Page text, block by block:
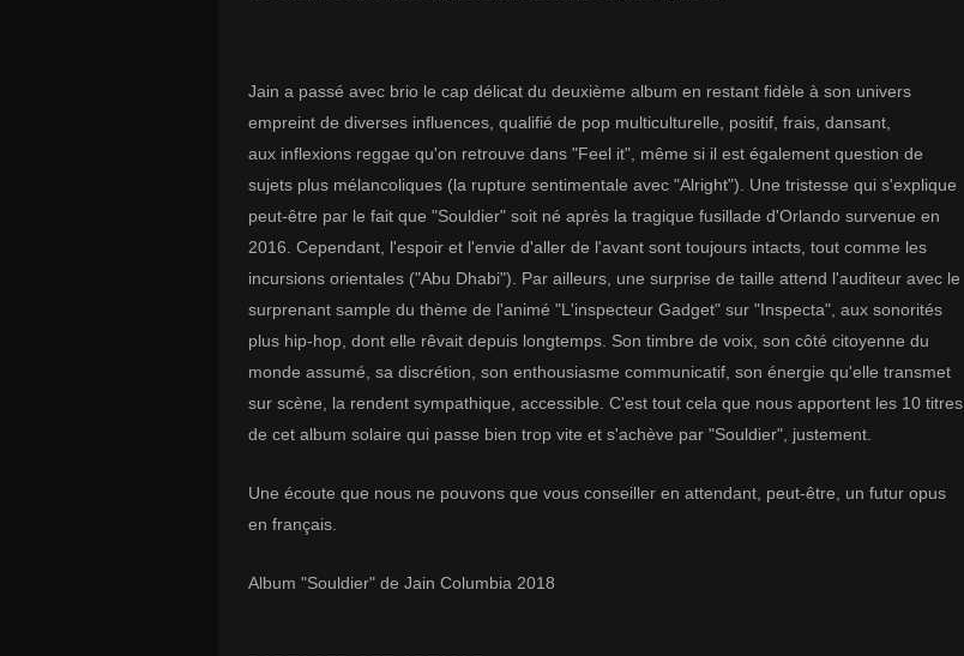
Jain a passé avec brio le cap délicat du deuxième album en restant fidèle à son univers
empreint de diverses influences, qualifié de pop multiculturelle, positif, frais, dansant,
aux inflexions reggae qu'on retrouve dans "Feel it", même si il est également question de
sujets plus mélancoliques (la rupture sentimentale avec "Alright"). Une tristesse qui s'explique
peut-être par le fait que "Souldier" soit né après la tragique fusillade d'Orlando survenue en
2016. Cependant, l'espoir et l'envie d'aller de l'avant sont toujours intacts, tout comme les
incursions orientales ("Abu Dhabi"). Par ailleurs, une surprise de taille attend l'auditeur avec le
surprenant sample du thème de l'animé "L'inspecteur Gadget" sur "Inspecta", aux sonorités
plus hip-hop, dont elle rêvait depuis longtemps. Son timbre de voix, son côté citoyenne du
monde assumé, sa discrétion, son enthousiasme communicatif, son énergie qu'elle transmet
sur scène, la rendent sympathique, accessible. C'est tout cela que nous apportent les 10 titres
de cet album solaire qui passe bien trop vite et s'achève par "Souldier", justement.
Une écoute que nous ne pouvons que vous conseiller en attendant, peut-être, un futur opus
en français.
Album "Souldier" de Jain Columbia 2018